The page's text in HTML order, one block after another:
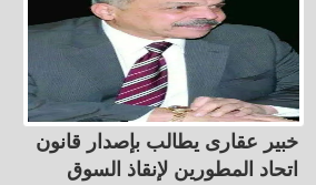
خبير عقارى يطالب بإصدار قانون
اتحاد المطورين لإنقاذ السوق